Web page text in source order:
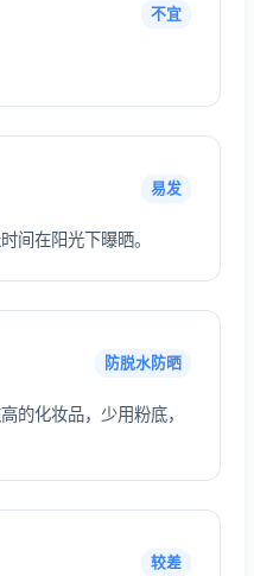
不宜
易发
间在阳光下曝晒。
防脱水防晒
的化妆品，少用粉底，
较差